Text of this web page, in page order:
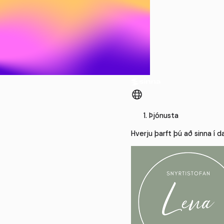
Þjónusta
Hverju þarft þú að sinna í